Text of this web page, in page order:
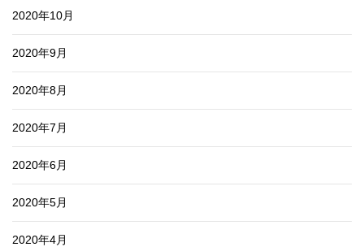
2020年10月
2020年9月
2020年8月
2020年7月
2020年6月
2020年5月
2020年4月